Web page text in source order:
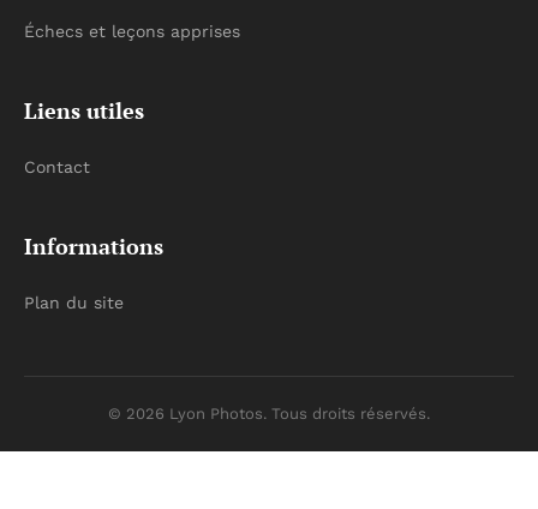
Échecs et leçons apprises
Liens utiles
Contact
Informations
Plan du site
© 2026 Lyon Photos. Tous droits réservés.